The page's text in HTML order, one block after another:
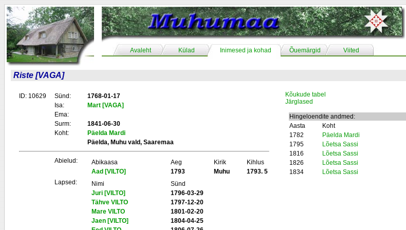
Avaleht Külad Inimesed ja kohad Õuemärgid Viited
Riste [VAGA]
ID: 10629 Sünd:
1768-01-17
Isa:
Mart [VAGA]
Ema:
Surm:
1841-06-30
Koht:
Päelda Mardi
Päelda, Muhu vald, Saaremaa
Abielud: Abikaasa Aeg Kirik
Kihlus
Aad [VILTO]
1793 Muhu
1793. 5
Lapsed:
Nimi
Sünd
Juri [VILTO]
1796-03-29
Tähve VILTO
1797-12-20
Mare VILTO
1801-02-20
Jaen [VILTO]
1804-04-25
Kõukude tabel
Järglased
Hingeloendite andmed:
Aasta
Koht
1782
Päelda Mardi
1795
Lõetsa Sassi
1816
Lõetsa Sassi
1826
Lõetsa Sassi
1834
Lõetsa Sassi